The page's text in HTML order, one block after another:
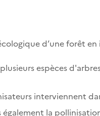
d’une forêt
espèces
interviennent
également la